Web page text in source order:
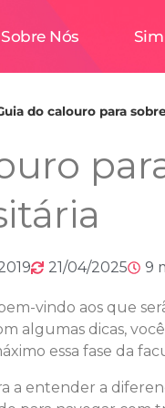
Sobre Nós
do calouro para
21/04/2025 9
vindo aos que
algumas dicas,
essa fase da
a entender a